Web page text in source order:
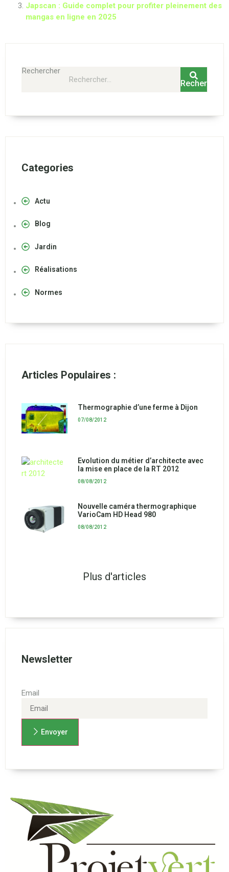
Japscan : Guide complet pour profiter pleinement des
mangas en ligne en 2025
Rechercher
Rechercher
Categories
Actu
Blog
Jardin
Réalisations
Normes
Articles Populaires :
Thermographie d’une ferme à Dijon
07/08/2012
Evolution du métier d’architecte avec
la mise en place de la RT 2012
08/08/2012
Nouvelle caméra thermographique
VarioCam HD Head 980
08/08/2012
Plus d'articles
Newsletter
Email
Envoyer